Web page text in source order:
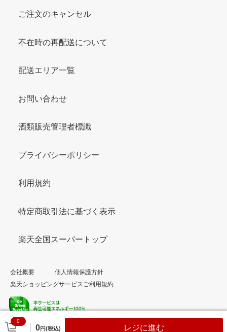
0
0円(税込) レジに進む
ご注文のキャンセル
不在時の再配送について
配送エリア一覧
お問い合わせ
酒類販売管理者標識
プライバシーポリシー
利用規約
特定商取引法に基づく表示
楽天全国スーパートップ
会社概要
個人情報保護方針
楽天ショッピングサービスご利用規約
© Rakuten Group, Inc.